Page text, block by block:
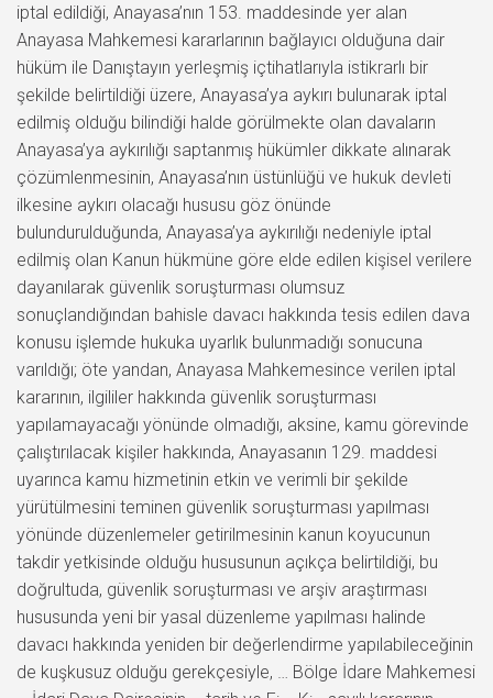
iptal edildiği, Anayasa’nın 153. maddesinde yer alan
Anayasa Mahkemesi kararlarının bağlayıcı olduğuna dair
hüküm ile Danıştayın yerleşmiş içtihatlarıyla istikrarlı bir
şekilde belirtildiği üzere, Anayasa’ya aykırı bulunarak iptal
edilmiş olduğu bilindiği halde görülmekte olan davaların
Anayasa’ya aykırılığı saptanmış hükümler dikkate alınarak
çözümlenmesinin, Anayasa’nın üstünlüğü ve hukuk devleti
ilkesine aykırı olacağı hususu göz önünde
bulundurulduğunda, Anayasa’ya aykırılığı nedeniyle iptal
edilmiş olan Kanun hükmüne göre elde edilen kişisel verilere
dayanılarak güvenlik soruşturması olumsuz
sonuçlandığından bahisle davacı hakkında tesis edilen dava
konusu işlemde hukuka uyarlık bulunmadığı sonucuna
varıldığı; öte yandan, Anayasa Mahkemesince verilen iptal
kararının, ilgililer hakkında güvenlik soruşturması
yapılamayacağı yönünde olmadığı, aksine, kamu görevinde
çalıştırılacak kişiler hakkında, Anayasanın 129. maddesi
uyarınca kamu hizmetinin etkin ve verimli bir şekilde
yürütülmesini teminen güvenlik soruşturması yapılması
yönünde düzenlemeler getirilmesinin kanun koyucunun
takdir yetkisinde olduğu hususunun açıkça belirtildiği, bu
doğrultuda, güvenlik soruşturması ve arşiv araştırması
hususunda yeni bir yasal düzenleme yapılması halinde
davacı hakkında yeniden bir değerlendirme yapılabileceğinin
de kuşkusuz olduğu gerekçesiyle, … Bölge İdare Mahkemesi